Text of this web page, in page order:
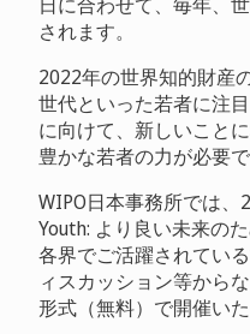
されます。
2022年の世界知的財産
世代といった若者に注
に向けて、新しいこと
豊かな若者の力が必要で
WIPO日本事務所では
Youth: より良い未来の
各界でご活躍されてい
ィスカッション等から
形式（無料）で開催いた